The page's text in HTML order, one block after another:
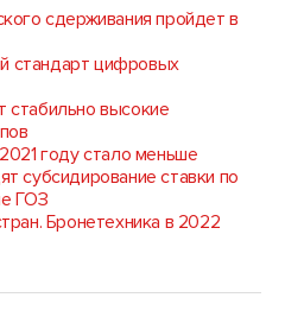
сдерживания пройдет в
стандарт цифровых
стабильно высокие
году стало меньше
субсидирование ставки по
ГОЗ
Бронетехника в 2022